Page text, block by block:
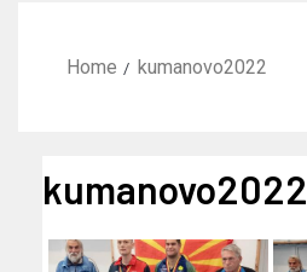
Home kumanovo2022
kumanovo2022